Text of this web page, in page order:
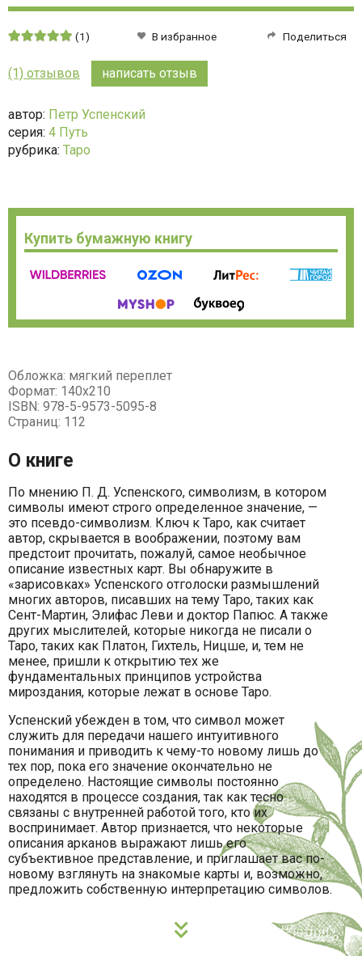
Средняя
из
(1) В избранное Поделиться
(1) отзывов написать отзыв
автор: Петр Успенский
серия: 4 Путь
рубрика: Таро
Купить бумажную книгу
Обложка: мягкий переплет
Формат: 140х210
ISBN: 978-5-9573-5095-8
Страниц: 112
О книге
По мнению П. Д. Успенского, символизм, в котором
символы имеют строго определенное значение, —
это псевдо-символизм. Ключ к Таро, как считает
автор, скрывается в воображении, поэтому вам
предстоит прочитать, пожалуй, самое необычное
описание известных карт. Вы обнаружите в
«зарисовках» Успенского отголоски размышлений
многих авторов, писавших на тему Таро, таких как
Сент-Мартин, Элифас Леви и доктор Папюс. А также
других мыслителей, которые никогда не писали о
Таро, таких как Платон, Гихтель, Ницше, и, тем не
менее, пришли к открытию тех же
фундаментальных принципов устройства
мироздания, которые лежат в основе Таро.
Успенский убежден в том, что символ может
служить для передачи нашего интуитивного
понимания и приводить к чему-то новому лишь до
тех пор, пока его значение окончательно не
определено. Настоящие символы постоянно
находятся в процессе создания, так как тесно
связаны с внутренней работой того, кто их
воспринимает. Автор признается, что некоторые
описания арканов выражают лишь его
субъективное представление, и приглашает вас по-
новому взглянуть на знакомые карты и, возможно,
предложить собственную интерпретацию символов.